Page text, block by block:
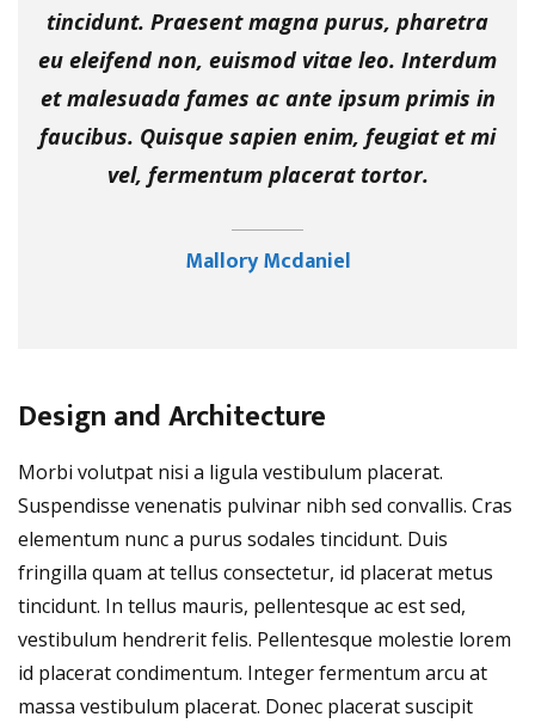
tincidunt. Praesent magna purus, pharetra
eu eleifend non, euismod vitae leo. Interdum
et malesuada fames ac ante ipsum primis in
faucibus. Quisque sapien enim, feugiat et mi
vel, fermentum placerat tortor.
Mallory Mcdaniel
Design and Architecture
Morbi volutpat nisi a ligula vestibulum placerat.
Suspendisse venenatis pulvinar nibh sed convallis. Cras
elementum nunc a purus sodales tincidunt. Duis
fringilla quam at tellus consectetur, id placerat metus
tincidunt. In tellus mauris, pellentesque ac est sed,
vestibulum hendrerit felis. Pellentesque molestie lorem
id placerat condimentum. Integer fermentum arcu at
massa vestibulum placerat. Donec placerat suscipit